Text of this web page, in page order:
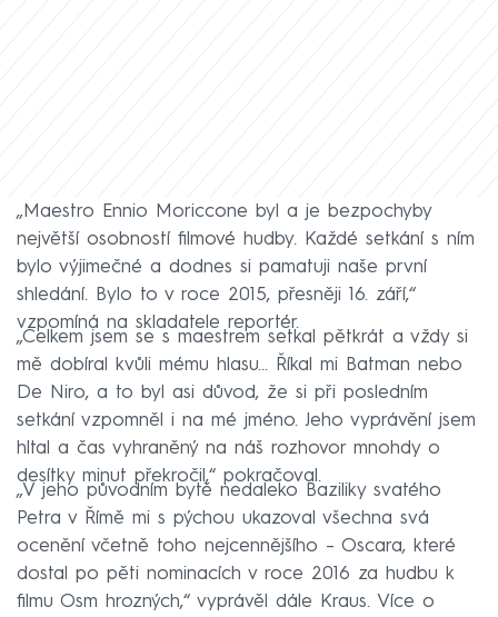
„Maestro Ennio Moriccone byl a je bezpochyby
největší osobností filmové hudby. Každé setkání s ním
bylo výjimečné a dodnes si pamatuji naše první
shledání. Bylo to v roce 2015, přesněji 16. září,“
vzpomíná na skladatele reportér.
„Celkem jsem se s maestrem setkal pětkrát a vždy si
mě dobíral kvůli mému hlasu... Říkal mi Batman nebo
De Niro, a to byl asi důvod, že si při posledním
setkání vzpomněl i na mé jméno. Jeho vyprávění jsem
hltal a čas vyhraněný na náš rozhovor mnohdy o
desítky minut překročil,“ pokračoval.
„V jeho původním bytě nedaleko Baziliky svatého
Petra v Římě mi s pýchou ukazoval všechna svá
ocenění včetně toho nejcennějšího – Oscara, které
dostal po pěti nominacích v roce 2016 za hudbu k
filmu Osm hrozných,“ vyprávěl dále Kraus. Více o